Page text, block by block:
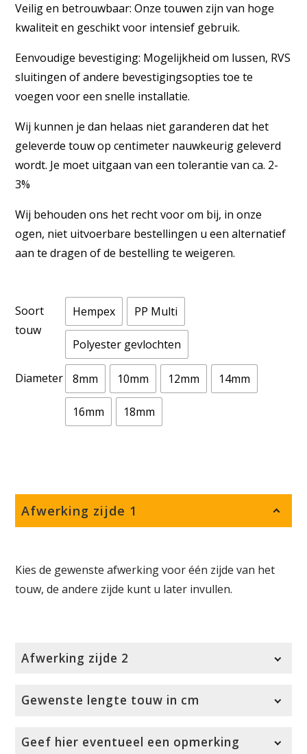
Veilig en betrouwbaar: Onze touwen zijn van hoge
kwaliteit en geschikt voor intensief gebruik.
Eenvoudige bevestiging: Mogelijkheid om lussen, RVS
sluitingen of andere bevestigingsopties toe te
voegen voor een snelle installatie.
Wij kunnen je dan helaas niet garanderen dat het
geleverde touw op centimeter nauwkeurig geleverd
wordt. Je moet uitgaan van een tolerantie van ca. 2-
3%
Wij behouden ons het recht voor om bij, in onze
ogen, niet uitvoerbare bestellingen u een alternatief
aan te dragen of de bestelling te weigeren.
Soort
touw
Hempex PP Multi
Polyester gevlochten
Diameter 8mm 10mm 12mm 14mm
16mm 18mm
Afwerking zijde 1
Kies de gewenste afwerking voor één zijde van het
touw, de andere zijde kunt u later invullen.
Afwerking zijde 2
Kies de gewenste afwerking voor de andere zijde
Gewenste lengte touw in cm
Deze afwerking is gemeten binnenkant lus, kous
Geef hier eventueel een opmerking